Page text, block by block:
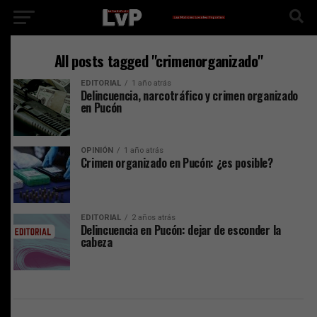
All posts tagged "crimenorganizado"
EDITORIAL 1 año atrás
Delincuencia, narcotráfico y crimen organizado
en Pucón
OPINIÓN 1 año atrás
Crimen organizado en Pucón: ¿es posible?
EDITORIAL 2 años atrás
Delincuencia en Pucón: dejar de esconder la
cabeza